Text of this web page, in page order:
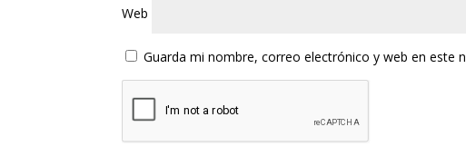
Web
Guarda mi nombre, correo electrónico y web en este